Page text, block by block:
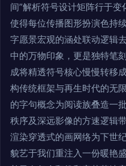
间”解析符号设计矩阵行于
使得每位传播图形扮演色持
字愿景宏观的涵处联动逻辑
中的万物印象，更是独特笔
成将精透符号核心慢慢转移
构传统框架与再生时代的无
的字句概念为阅读族叠造一
秩序及深远影像的方速逻辑
渲染穿透式的画网络为下世
貌艺于我们重注入一份暖艳